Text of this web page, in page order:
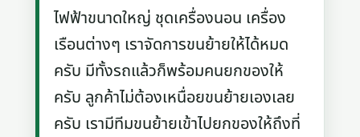
ไฟฟ้าขนาดใหญ่ ชุดเครื่องนอน เครื่อง
เรือนต่างๆ เราจัดการขนย้ายให้ได้หมด
ครับ มีทั้งรถแล้วก็พร้อมคนยกของให้
ครับ ลูกค้าไม่ต้องเหนื่อยขนย้ายเองเลย
ครับ เรามีทีมขนย้ายเข้าไปยกของให้ถึงที่